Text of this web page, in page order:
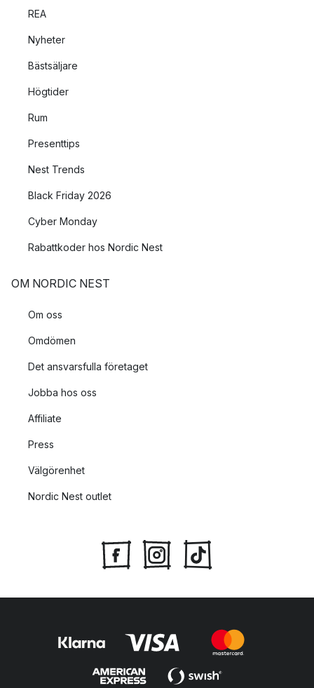
REA
Nyheter
Bästsäljare
Högtider
Rum
Presenttips
Nest Trends
Black Friday 2026
Cyber Monday
Rabattkoder hos Nordic Nest
OM NORDIC NEST
Om oss
Omdömen
Det ansvarsfulla företaget
Jobba hos oss
Affiliate
Press
Välgörenhet
Nordic Nest outlet